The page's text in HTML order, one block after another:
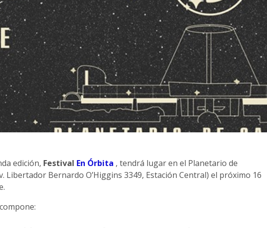
edición, Festival En Órbita , tendrá lugar en el Planetario de
Libertador Bernardo O’Higgins 3349, Estación Central) el próximo 16